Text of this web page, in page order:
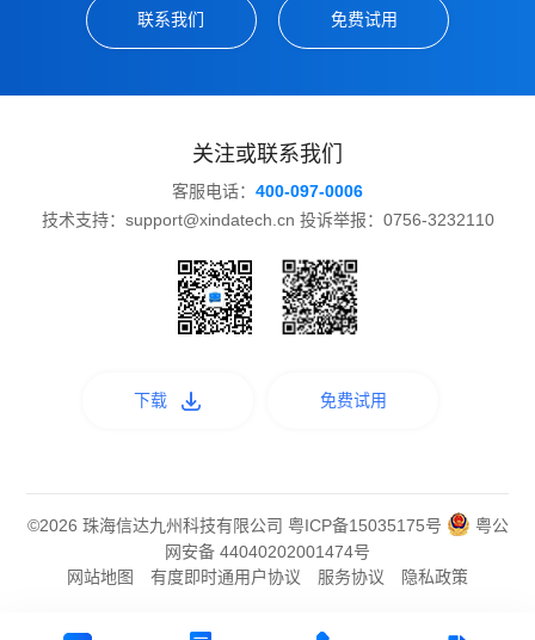
联系我们 免费试用
关注或联系我们
客服电话： 400-097-0006
技术支持：support@xindatech.cn 投诉举报：0756-3232110
下载 免费试用
©2026 珠海信达九州科技有限公司 粤ICP备15035175号
粤公
网安备 44040202001474号
网站地图
有度即时通用户协议 服务协议 隐私政策